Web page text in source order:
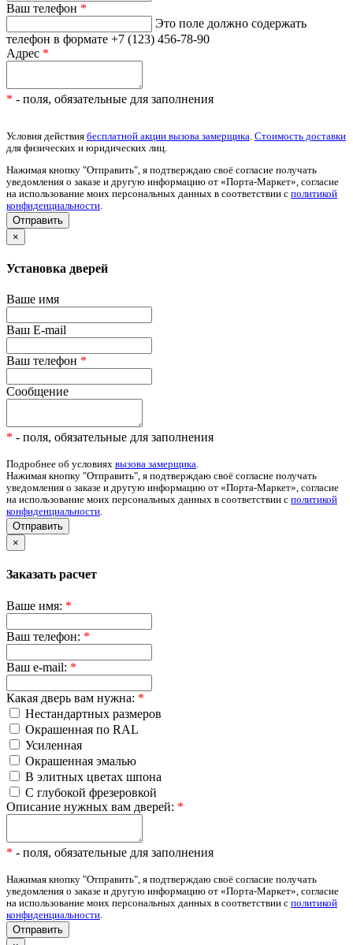
Ваш телефон *
Это поле должно содержать
телефон в формате +7 (123) 456-78-90
Адрес *
* - поля, обязательные для заполнения
Условия действия бесплатной акции вызова замерщика Стоимость доставки
для физических и юридических лиц.
Нажимая кнопку "Отправить", я подтверждаю своё согласие получать
уведомления о заказе и другую информацию от «Порта-Маркет», согласие
на использование моих персональных данных в соответствии с политикой
конфиденциальности
×
Установка дверей
Ваше имя
Ваш E-mail
Ваш телефон *
Сообщение
* - поля, обязательные для заполнения
Подробнее об условиях вызова замерщика.
Нажимая кнопку "Отправить", я подтверждаю своё согласие получать
уведомления о заказе и другую информацию от «Порта-Маркет», согласие
на использование моих персональных данных в соответствии с политикой
конфиденциальности.
Отправить
×
Заказать расчет
Ваше имя: *
Ваш телефон: *
Ваш e-mail: *
Какая дверь вам нужна: *
Нестандартных размеров
Окрашенная по RAL
Усиленная
Окрашенная эмалью
В элитных цветах шпона
С глубокой фрезеровкой
Описание нужных вам дверей: *
* - поля, обязательные для заполнения
Нажимая кнопку "Отправить", я подтверждаю своё согласие получать
уведомления о заказе и другую информацию от «Порта-Маркет», согласие
на использование моих персональных данных в соответствии с политикой
конфиденциальности